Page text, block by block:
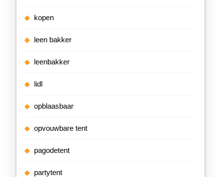
kopen
leen bakker
leenbakker
lidl
opblaasbaar
opvouwbare tent
pagodetent
partytent